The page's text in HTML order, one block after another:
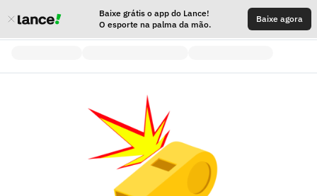
Baixe grátis o app do Lance!
O esporte na palma da mão.
Baixe agora